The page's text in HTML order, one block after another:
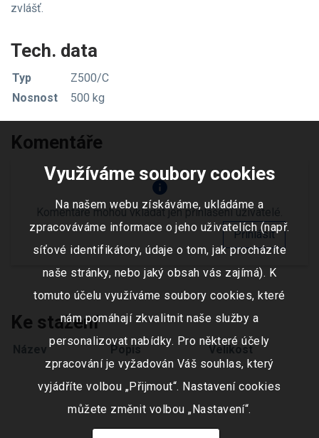
zvlášť.
Tech. data
Typ
Z500/C
Nosnost
500 kg
Komentáře
info
Komentáře mohou vkládat jen přihlášení uživatelé.
Přihlásit
Ke stažení
Název Popis Velikost
Využíváme soubory cookies
Na našem webu získáváme, ukládáme a
zpracováváme informace o jeho uživatelích (např.
síťové identifikátory, údaje o tom, jak procházíte
naše stránky, nebo jaký obsah vás zajímá). K
tomuto účelu využíváme soubory cookies, které
nám pomáhají zkvalitnit naše služby a
personalizovat nabídky. Pro některé účely
zpracování je vyžadován Váš souhlas, který
vyjádříte volbou „Přijmout“. Nastavení cookies
můžete změnit volbou „Nastavení“.